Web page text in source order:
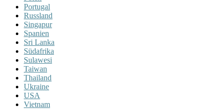
Portugal
Russland
Singapur
Spanien
Sri Lanka
Südafrika
Sulawesi
Taiwan
Thailand
Ukraine
USA
Vietnam